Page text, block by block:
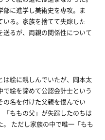
に進学し美術史を専攻。ま
る。家族を捨てて失踪した
送るが、両親の関係性について
は絵に親しんでいたが、岡本太
絵を諦めて公認会計士という
の名を付けた父親を恨んでい
ももの父」が失踪したのちは
ただし家族の中で唯一「もも